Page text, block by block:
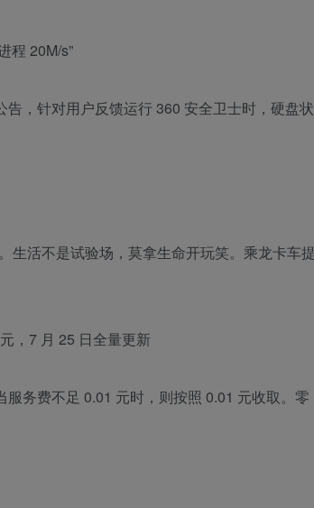
程 20M/s”
告，针对用户反馈运行 360 安全卫士时，硬盘状
生活不是试验场，莫拿生命开玩笑。乘龙卡车
，7 月 25 日全量更新
务费不足 0.01 元时，则按照 0.01 元收取。零